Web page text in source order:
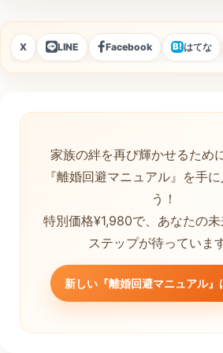
X LINE Facebook B!はてな
家族の絆を再び輝かせるため
『離婚回避マニュアル』を手
う！
特別価格¥1,980で、あなたの
ステップが待っています
新しい『離婚回避マニュアル』